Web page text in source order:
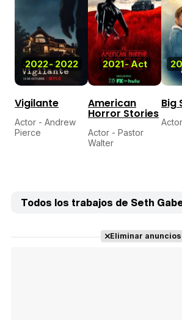
2022-2022
Vigilante
Actor - Andrew
Pierce
2021-Act
American
Horror Stories
Actor - Pastor
Walter
Big
Todos los trabajos de Seth
Eliminar anuncios